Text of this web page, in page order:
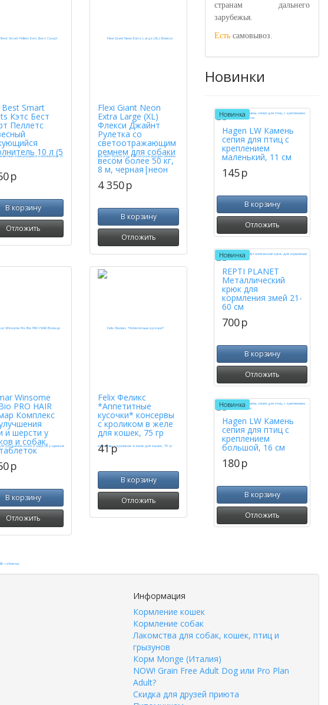
Best Smart
Кэтс Бест
Пеллетс
10 л (5
p
В корзину
Отложить
Flexi Giant Neon
Extra Large (XL)
Флекси Джайнт
Рулетка со
светоотражающим
ремнем для собаки
весом более 50 кг,
8 м, черная|неон
4 350p
В корзину
Отложить
Winsome
PRO HAIR
Комплекс
и шерсти у
и собак,
p
В корзину
Отложить
Felix Феликс
*Аппетитные
кусочки* консервы
с кроликом в желе
для кошек, 75 гр
41p
В корзину
Отложить
странам дальнего
зарубежья.
Есть самовывоз.
Новинки
Новинка
Hagen LW Камень
сепия для птиц с
креплением
маленький, 11 см
145p
В корзину
Отложить
Новинка
REPTI PLANET
Металлический
крюк для
кормления змей 21-
60 см
700p
В корзину
Отложить
Новинка
Hagen LW Камень
сепия для птиц с
креплением
большой, 16 см
180p
В корзину
Отложить
Информация
Кормление кошек
Кормление собак
Лакомства для собак, кошек, птиц и
грызунов
Корм Monge (Италия)
NOW! Grain Free Adult Dog или Pro Plan
Adult?
Скидка для друзей приюта